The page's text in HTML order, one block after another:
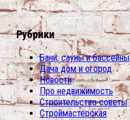
Рубрики
Бани, сауны и бассейны
Дача дом и огород
Новости
Про недвижимость
Строительство советы
Строймастерская